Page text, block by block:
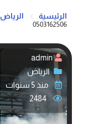
الرئيسية الرياض
0503162506
admin
الرياض
منذ 5 سنوات
2484